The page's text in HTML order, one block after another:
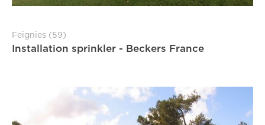
Feignies (59)
Installation sprinkler - Beckers France